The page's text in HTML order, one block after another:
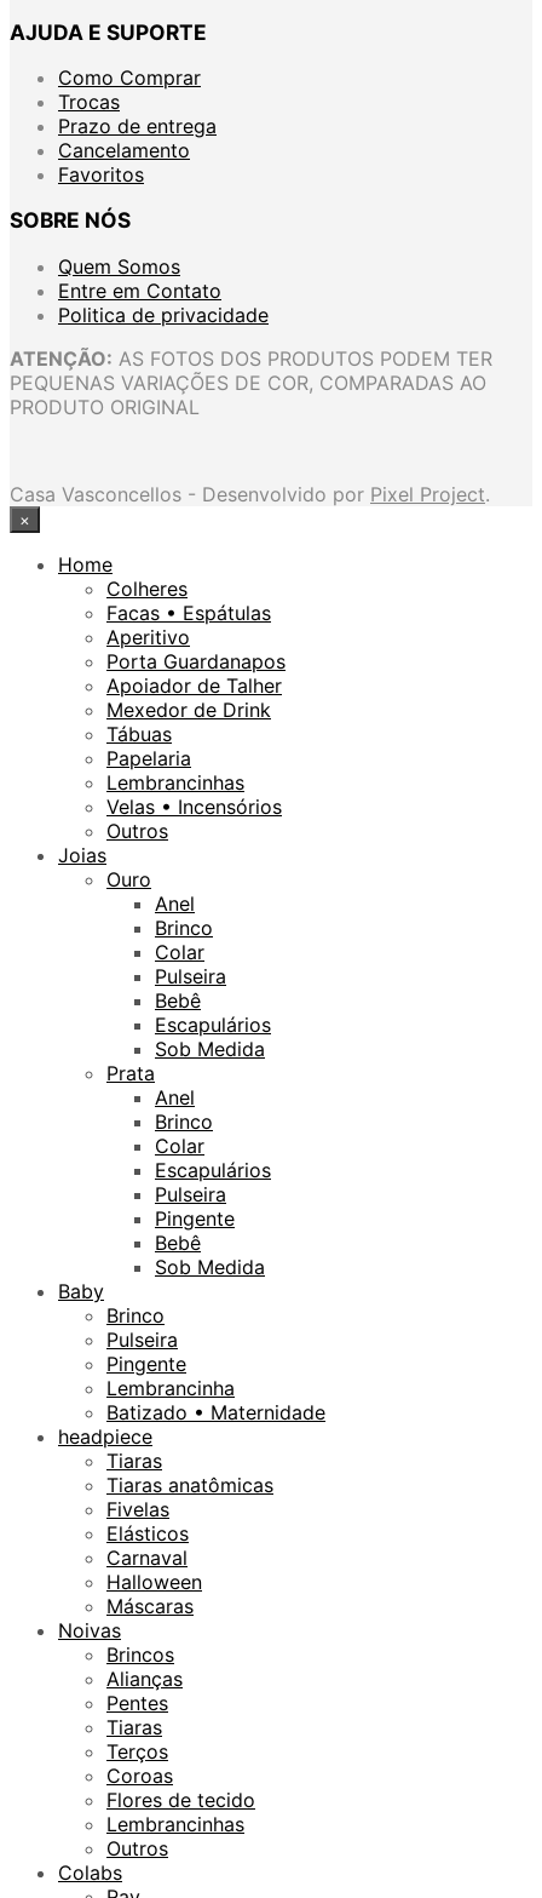
AJUDA E SUPORTE
Como Comprar
Trocas
Prazo de entrega
Cancelamento
Favoritos
SOBRE NÓS
Quem Somos
Entre em Contato
Politica de privacidade
ATENÇÃO: AS FOTOS DOS PRODUTOS PODEM TER
PEQUENAS VARIAÇÕES DE COR, COMPARADAS AO
PRODUTO ORIGINAL
Casa Vasconcellos - Desenvolvido por Pixel Project.
×
Home
Colheres
Facas • Espátulas
Aperitivo
Porta Guardanapos
Apoiador de Talher
Mexedor de Drink
Tábuas
Papelaria
Lembrancinhas
Velas • Incensórios
Outros
Joias
Ouro
Anel
Brinco
Colar
Pulseira
Bebê
Escapulários
Sob Medida
Prata
Anel
Brinco
Colar
Escapulários
Pulseira
Pingente
Bebê
Sob Medida
Baby
Brinco
Pulseira
Pingente
Lembrancinha
Batizado • Maternidade
headpiece
Tiaras
Tiaras anatômicas
Fivelas
Elásticos
Carnaval
Halloween
Máscaras
Noivas
Brincos
Alianças
Pentes
Tiaras
Terços
Coroas
Flores de tecido
Lembrancinhas
Outros
Colabs